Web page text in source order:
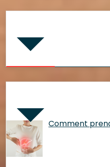
Comment